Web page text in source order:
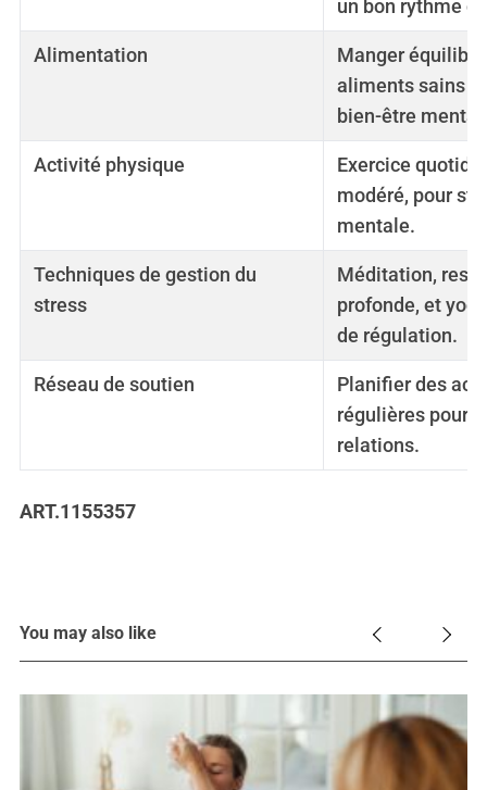
un bon rythme
Alimentation
Manger
aliments sains
bien-être mental.
Activité physique
Exercice
modéré, pour
mentale.
Techniques de gestion du
stress
Méditation,
profonde, et
de régulation.
Réseau de soutien
Planifier des
régulières pour
relations.
ART.1155357
You may also like